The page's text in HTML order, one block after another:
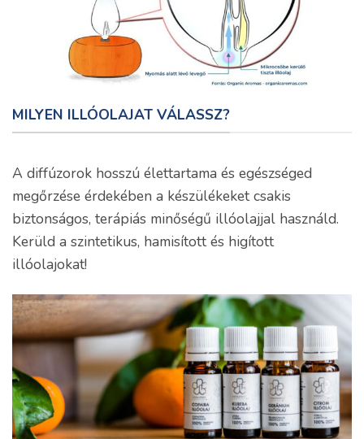
MILYEN ILLÓOLAJAT VÁLASSZ?
A diffúzorok hosszú élettartama és egészséged
megőrzése érdekében a készülékeket csakis
biztonságos, terápiás minőségű illóolajjal használd.
Kerüld a szintetikus, hamisított és higított
illóolajokat!